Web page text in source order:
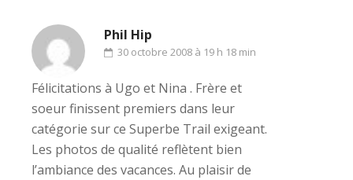
Phil Hip
30 octobre 2008 à 19 h 18 min
Félicitations à Ugo et Nina . Frère et
soeur finissent premiers dans leur
catégorie sur ce Superbe Trail exigeant.
Les photos de qualité reflètent bien
l’ambiance des vacances. Au plaisir de